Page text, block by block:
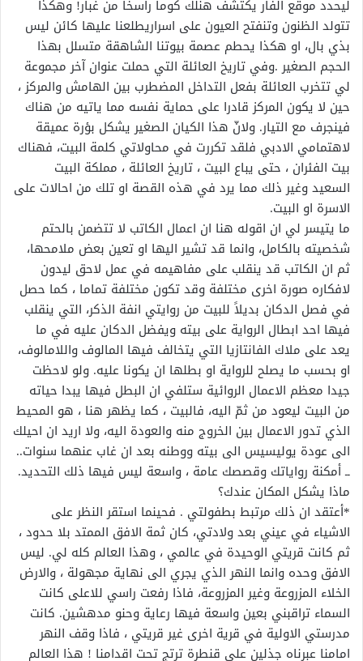
ليحدد موقع الفار يكتشف هنلك كوما راسخاً من غبار! وهكذا
تتولد الظنون وتنفتح العيون على اسراريطلعنا عليها كائن ليس
بذي بال، او هكذا يحطم عصمة بيوتنا الشاهقة متسلل بهذا
الحجم الصغير .وفي تاريخ العائلة التي حملت عنوان آخر مجموعة
لي تتخرب العائلة بفعل التداخل المضطرب بين الهامش والمركز ،
حين لا يكون المركز قادرا على حماية نفسه مما ياتيه من هناك
فينجرف مع التيار. ولانّ هذا الكيان الصغير يشكل بؤرة عميقة
لاهتمامي الادبي فلقد تكررت في محاولاتي كلمة البيت، فهناك
بيت الفئران ، حتى يباع البيت ، تاريخ العائلة ، مملكة البيت
السعيد وغير ذلك مما يرد في هذه القصة او تلك من احالات على
الاسرة او البيت.
ما يتيسر لي ان اقوله هنا ان اعمال الكاتب لا تتضمن بالحتم
شخصيته بالكامل، وانما قد تشير اليها او تعين بعض ملامحها،
ثم ان الكاتب قد ينقلب على مفاهيمه في عمل لاحق ليدون
لافكاره صورة اخرى مختلفة وقد تكون مختلفة تماما ، كما حصل
في فصل الدكان بديلاً للبيت من روايتي انفة الذكر، التي ينقلب
فيها احد ابطال الرواية على بيته ويفضل الدكان عليه في ما
يعد على ملاك الفانتازيا التي يتخالف فيها المالوف واللامالوف،
او بحسب ما يصلح للرواية او بطلها ان يكونا عليه. ولو لاحظت
جيدا معظم الاعمال الروائية ستلفي ان البطل فيها يبدا حياته
من البيت ليعود من ثمّ اليه، فالبيت ، كما يظهر هنا ، هو المحيط
الذي تدور الاعمال بين الخروج منه والعودة اليه، ولا اريد ان احيلك
الى عودة يوليسيس الى بيته ووطنه بعد ان غاب عنهما سنوات..
ــ أمكنة رواياتك وقصصك عامة ، واسعة ليس فيها ذلك التحديد.
ماذا يشكل المكان عندك؟
*أعتقد ان ذلك مرتبط بطفولتي . فحينما استقر النظر على
الاشياء في عيني بعد ولادتي، كان ثمة الافق الممتد بلا حدود ،
ثم كانت قريتي الوحيدة في عالمي ، وهذا العالم كله لي. ليس
الافق وحده وانما النهر الذي يجري الى نهاية مجهولة ، والارض
الخلاء المزروعة وغير المزروعة، فاذا رفعت راسي للاعلى كانت
السماء تراقبني بعين واسعة فيها رعاية وحنو مدهشين. كانت
مدرستي الاولية في قرية اخرى غير قريتي ، فاذا وقف النهر
امامنا عبرناه جذلين على قنطرة ترتج تحت اقدامنا ! هذا العالم